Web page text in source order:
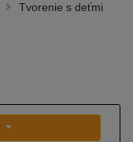
Tvorenie s deťmi